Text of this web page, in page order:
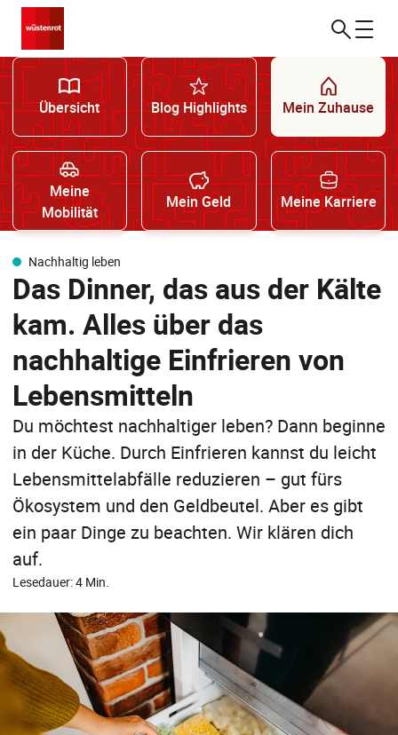
Übersicht Blog Highlights Mein Zuhause
Meine
Mobilität
Mein Geld Meine Karriere
Nachhaltig leben
Das Dinner, das aus der Kälte
kam. Alles über das
nachhaltige Einfrieren von
Lebensmitteln
Du möchtest nachhaltiger leben? Dann beginne
in der Küche. Durch Einfrieren kannst du leicht
Lebensmittelabfälle reduzieren – gut fürs
Ökosystem und den Geldbeutel. Aber es gibt
ein paar Dinge zu beachten. Wir klären dich
auf.
Lesedauer: 4 Min.